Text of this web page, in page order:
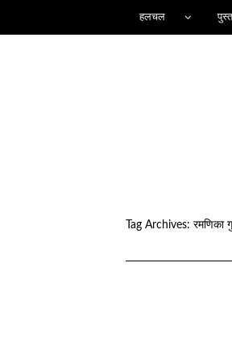
हलचल
Tag Archives: रमणिका